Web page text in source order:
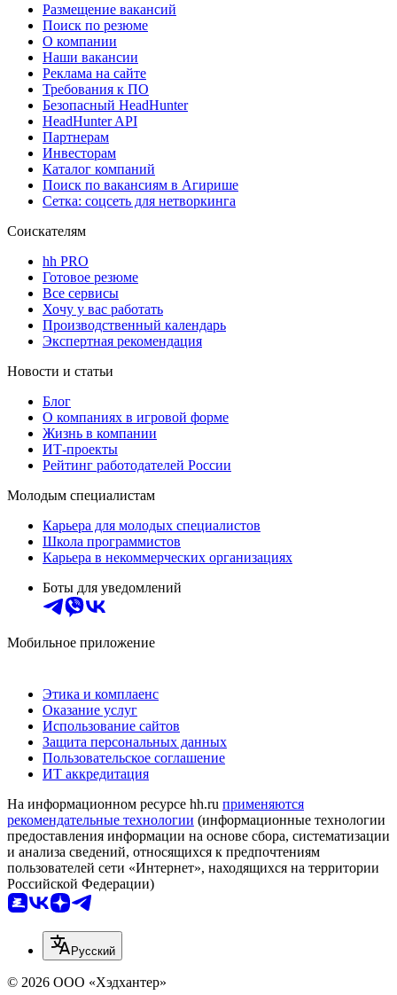
Размещение вакансий
Поиск по резюме
О компании
Наши вакансии
Реклама на сайте
Требования к ПО
Безопасный HeadHunter
HeadHunter API
Партнерам
Инвесторам
Каталог компаний
Поиск по вакансиям в Агирише
Сетка: соцсеть для нетворкинга
Соискателям
hh PRO
Готовое резюме
Все сервисы
Хочу у вас работать
Производственный календарь
Экспертная рекомендация
Новости и статьи
Блог
О компаниях в игровой форме
Жизнь в компании
ИТ-проекты
Рейтинг работодателей России
Молодым специалистам
Карьера для молодых специалистов
Школа программистов
Карьера в некоммерческих организациях
Боты для уведомлений
Мобильное приложение
Этика и комплаенс
Оказание услуг
Использование сайтов
Защита персональных данных
Пользовательское соглашение
ИТ аккредитация
На информационном ресурсе hh.ru применяются
рекомендательные технологии (информационные технологии
предоставления информации на основе сбора, систематизации
и анализа сведений, относящихся к предпочтениям
пользователей сети «Интернет», находящихся на территории
Российской Федерации)
Русский
© 2026 ООО «Хэдхантер»